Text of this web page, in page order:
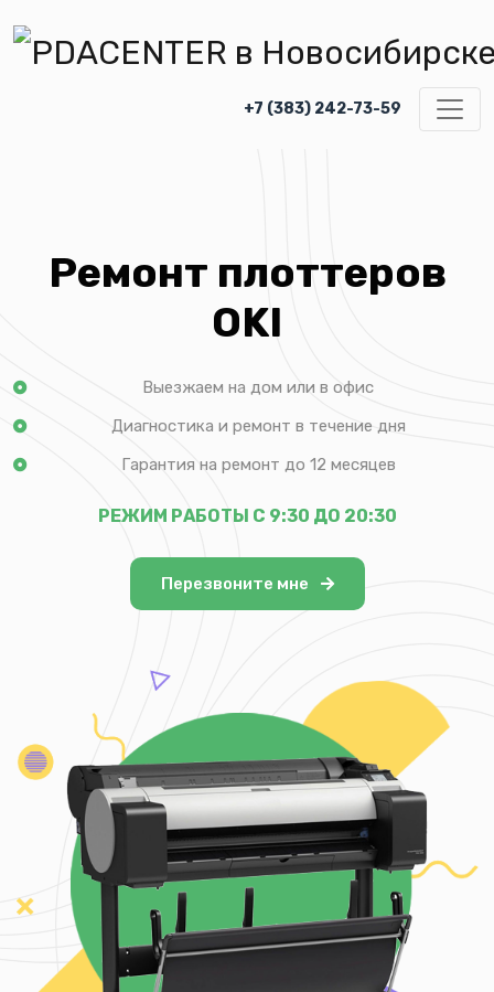
+7 (383) 242-73-59
Ремонт плоттеров
OKI
Выезжаем на дом или в офис
Диагностика и ремонт в течение дня
Гарантия на ремонт до 12 месяцев
РЕЖИМ РАБОТЫ С 9:30 ДО 20:30
Перезвоните мне